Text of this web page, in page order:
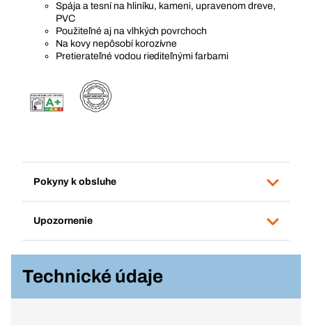
Spája a tesní na hliníku, kameni, upravenom dreve,
PVC
Použiteľné aj na vlhkých povrchoch
Na kovy nepôsobí korozívne
Pretierateľné vodou riediteľnými farbami
Pokyny k obsluhe
Upozornenie
Technické údaje